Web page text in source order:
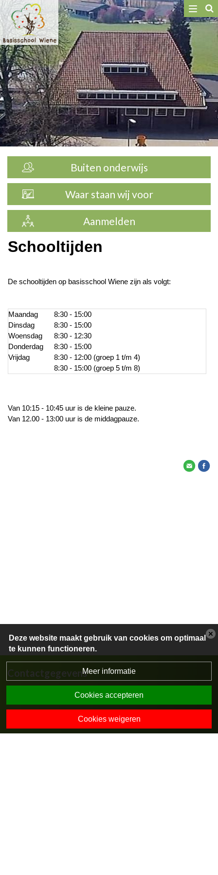
Toggle
Buiten onderwijs
Waar staan wij voor
Aanmelden
Schooltijden
De schooltijden op basisschool Wiene zijn als volgt:
Maandag
8:30 - 15:00
Dinsdag
8:30 - 15:00
Woensdag
8:30 - 12:30
Donderdag
8:30 - 15:00
Vrijdag
8:30 - 12:00 (groep 1 t/m 4)
8:30 - 15:00 (groep 5 t/m 8)
Van 10:15 - 10:45 uur is de kleine pauze.
Van 12.00 - 13:00 uur is de middagpauze.
Contactgegevens
0547-274575
directie.obswiene@opohvt.nl
Deze website maakt gebruik van cookies om optimaal
te kunnen functioneren.
Meer informatie
Cookies accepteren
Cookies weigeren